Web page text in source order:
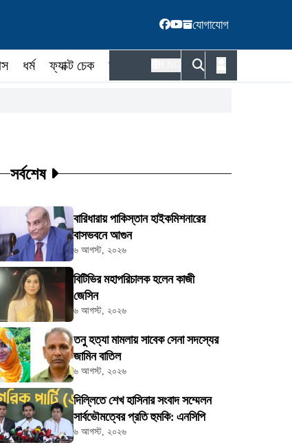
যোগাযোগ
ধর্ম ফ্যাক্ট চেক কর্মকর্তা
সর্বশেষ
বারিধারায় পাকিস্তান হাইকমিশনারের
বাসভবনে আগুন
৬ আগস্ট, ২০২৬
বিটিভির মহাপরিচালক হলেন কাজী
জেসিন
৬ আগস্ট, ২০২৬
তনু হত্যা মামলায় সাবেক সেনা সদস্যের
জামিন বাতিল
৬ আগস্ট, ২০২৬
দিল্লিতে শেখ হাসিনার সংবাদ সম্মেলন
সার্বভৌমত্বের প্রতি হুমকি: এনসিপি
৬ আগস্ট, ২০২৬